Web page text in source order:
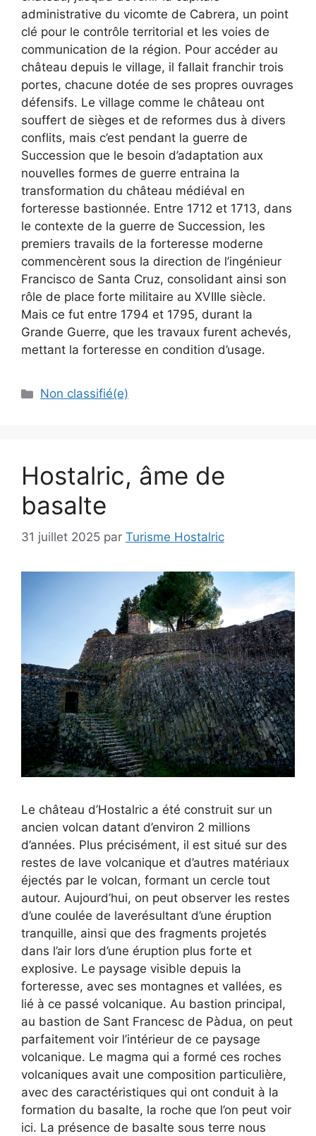
administrative du vicomte de Cabrera, un point
clé pour le contrôle territorial et les voies de
communication de la région. Pour accéder au
château depuis le village, il fallait franchir trois
portes, chacune dotée de ses propres ouvrages
défensifs. Le village comme le château ont
souffert de sièges et de reformes dus à divers
conflits, mais c’est pendant la guerre de
Succession que le besoin d’adaptation aux
nouvelles formes de guerre entraina la
transformation du château médiéval en
forteresse bastionnée. Entre 1712 et 1713, dans
le contexte de la guerre de Succession, les
premiers travails de la forteresse moderne
commencèrent sous la direction de l’ingénieur
Francisco de Santa Cruz, consolidant ainsi son
rôle de place forte militaire au XVIIIe siècle.
Mais ce fut entre 1794 et 1795, durant la
Grande Guerre, que les travaux furent achevés,
mettant la forteresse en condition d’usage.
Non classifié(e)
Hostalric, âme de
basalte
31 juillet 2025 par Turisme Hostalric
Le château d’Hostalric a été construit sur un
ancien volcan datant d’environ 2 millions
d’années. Plus précisément, il est situé sur des
restes de lave volcanique et d’autres matériaux
éjectés par le volcan, formant un cercle tout
autour. Aujourd’hui, on peut observer les restes
d’une coulée de laverésultant d’une éruption
tranquille, ainsi que des fragments projetés
dans l’air lors d’une éruption plus forte et
explosive. Le paysage visible depuis la
forteresse, avec ses montagnes et vallées, es
lié à ce passé volcanique. Au bastion principal,
au bastion de Sant Francesc de Pàdua, on peut
parfaitement voir l’intérieur de ce paysage
volcanique. Le magma qui a formé ces roches
volcaniques avait une composition particulière,
avec des caractéristiques qui ont conduit à la
formation du basalte, la roche que l’on peut voir
ici. La présence de basalte sous terre nous